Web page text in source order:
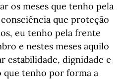
os meses que tenho pela
que proteção
eu tenho pela frente
e nestes meses aquilo
estabilidade, dignidade e
tenho por forma a